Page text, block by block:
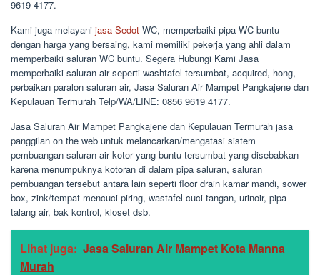
9619 4177.
Kami juga melayani jasa Sedot WC, memperbaiki pipa WC buntu
dengan harga yang bersaing, kami memiliki pekerja yang ahli dalam
memperbaiki saluran WC buntu. Segera Hubungi Kami Jasa
memperbaiki saluran air seperti washtafel tersumbat, acquired, hong,
perbaikan paralon saluran air, Jasa Saluran Air Mampet Pangkajene dan
Kepulauan Termurah Telp/WA/LINE: 0856 9619 4177.
Jasa Saluran Air Mampet Pangkajene dan Kepulauan Termurah jasa
panggilan on the web untuk melancarkan/mengatasi sistem
pembuangan saluran air kotor yang buntu tersumbat yang disebabkan
karena menumpuknya kotoran di dalam pipa saluran, saluran
pembuangan tersebut antara lain seperti floor drain kamar mandi, sower
box, zink/tempat mencuci piring, wastafel cuci tangan, urinoir, pipa
talang air, bak kontrol, kloset dsb.
Lihat juga: Jasa Saluran Air Mampet Kota Manna
Murah